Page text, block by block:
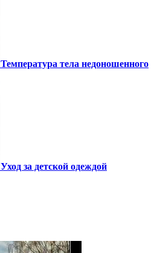
Температура тела недоношенного
Уход за детской одеждой